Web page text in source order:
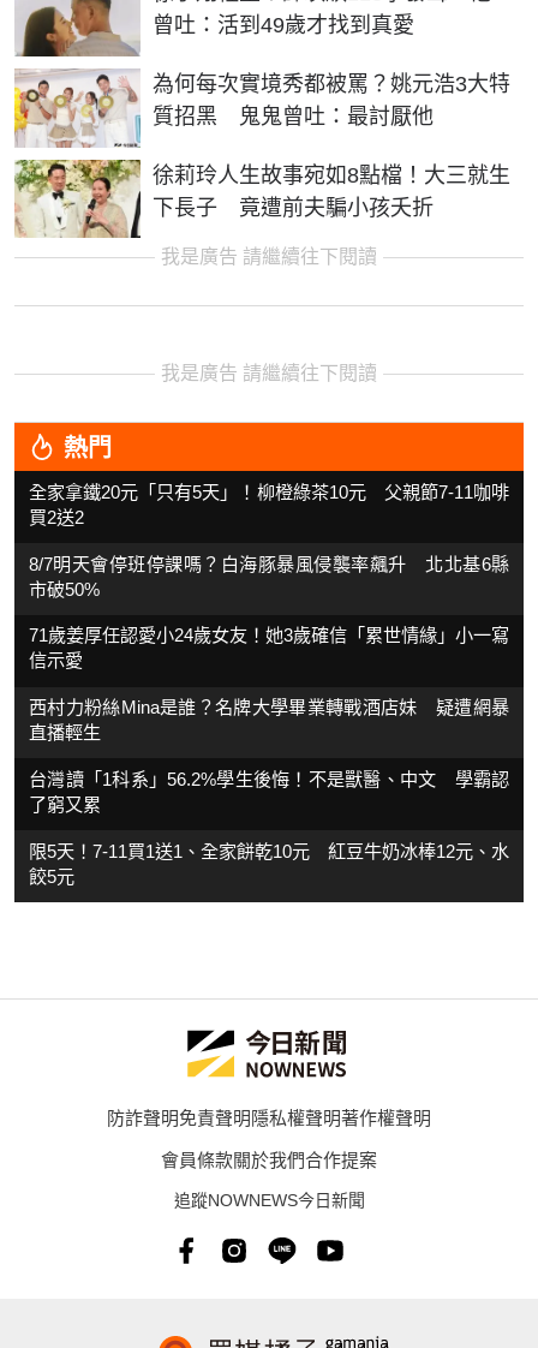
曾吐：活到49歲才找到真愛
為何每次實境秀都被罵？姚元浩3大特
質招黑 鬼鬼曾吐：最討厭他
徐莉玲人生故事宛如8點檔！大三就生
下長子 竟遭前夫騙小孩夭折
我是廣告 請繼續往下閱讀
我是廣告 請繼續往下閱讀
熱門
全家拿鐵20元「只有5天」！柳橙綠茶10元 父親節7-11咖啡
買2送2
8/7明天會停班停課嗎？白海豚暴風侵襲率飆升 北北基6縣
市破50%
71歲姜厚任認愛小24歲女友！她3歲確信「累世情緣」小一寫
信示愛
西村力粉絲Mina是誰？名牌大學畢業轉戰酒店妹 疑遭網暴
直播輕生
台灣讀「1科系」56.2%學生後悔！不是獸醫、中文 學霸認
了窮又累
限5天！7-11買1送1、全家餅乾10元 紅豆牛奶冰棒12元、水
餃5元
防詐聲明免責聲明隱私權聲明著作權聲明
會員條款關於我們合作提案
追蹤NOWNEWS今日新聞